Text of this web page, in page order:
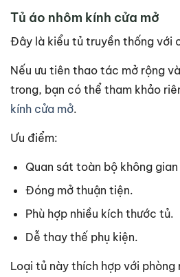
Tủ áo nhôm kính cửa mở
Đây là kiểu tủ truyền thống với
Nếu ưu tiên thao tác mở rộng
trong, bạn có thể tham khảo
kính cửa mở.
Ưu điểm:
Quan sát toàn bộ không
Đóng mở thuận tiện.
Phù hợp nhiều kích thước tủ.
Dễ thay thế phụ kiện.
Loại tủ này thích hợp với